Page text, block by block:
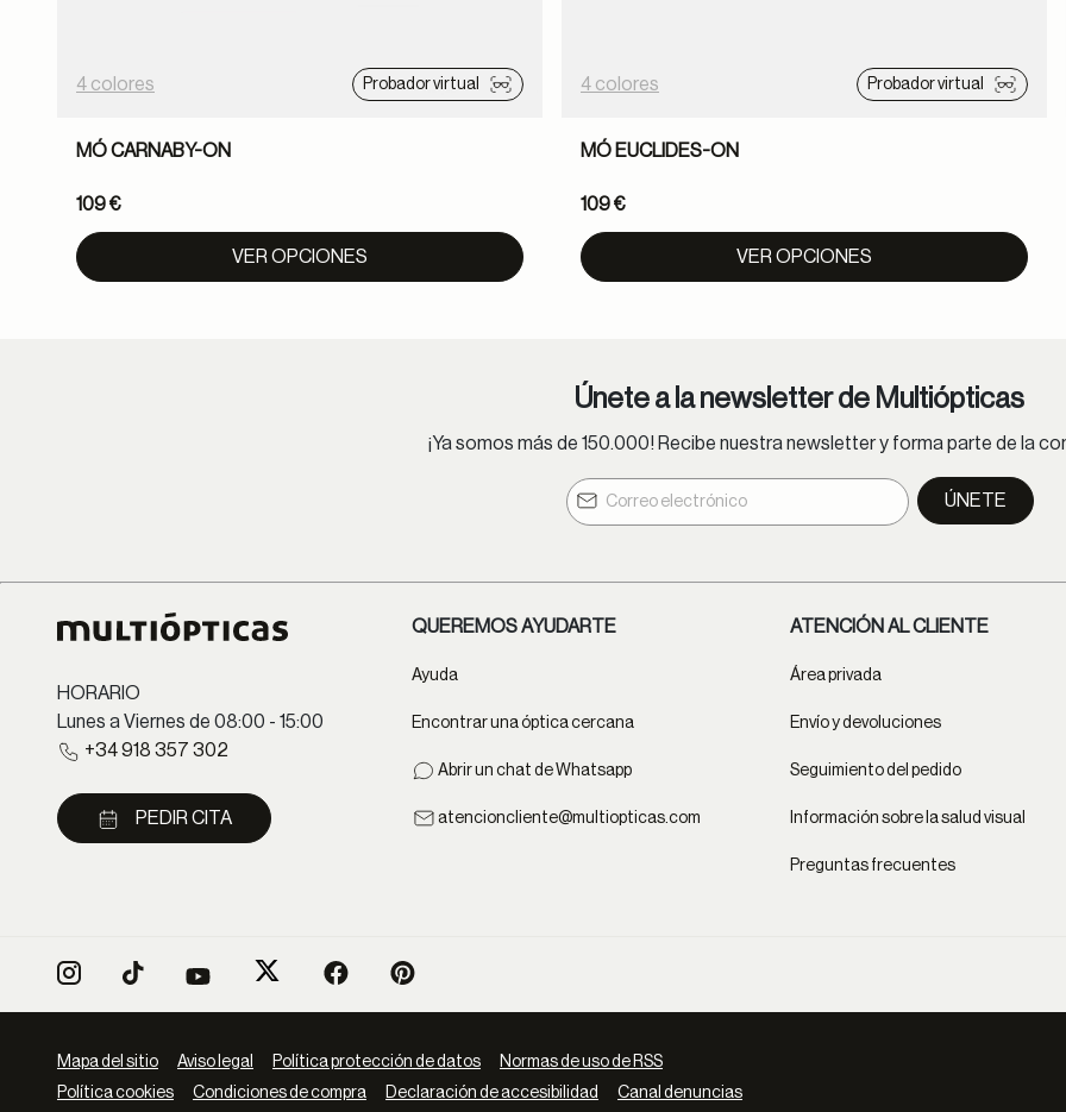
4 colores Probador virtual
MÓ CARNABY-ON
109 €
VER OPCIONES
4 colores Probador virtual
MÓ EUCLIDES-ON
109 €
VER OPCIONES
Únete a la newsletter de Multiópticas
¡Ya somos más de 150.000! Recibe nuestra newsletter y forma parte de la
ÚNETE
HORARIO
Lunes a Viernes de 08:00 - 15:00
+34 918 357 302
PEDIR CITA
QUEREMOS AYUDARTE
Ayuda
Encontrar una óptica cercana
Abrir un chat de Whatsapp
atencioncliente@multiopticas.com
ATENCIÓN AL CLIENTE
Área privada
Envío y devoluciones
Seguimiento del pedido
Información sobre la salud visual
Preguntas frecuentes
Mapa del sitio Aviso legal Política protección de datos
Normas de uso de RSS
Política cookies
Condiciones de compra Declaración de accesibilidad Canal denuncias